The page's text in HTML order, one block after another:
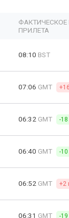
ФАКТИЧЕСКОЕ
ПРИЛЕТА
08:10 BST
07:06 GMT
06:32 GMT -
06:40 GMT -
06:52 GMT +2
06:31 GMT -